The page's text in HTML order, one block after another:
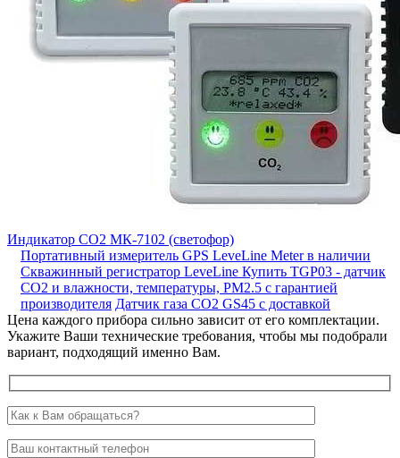
Индикатор СО2 МК-7102 (светофор)
Портативный измеритель GPS LeveLine Meter в наличии
Скважинный регистратор LeveLine Купить TGP03 - датчик
СО2 и влажности, температуры, PM2.5 с гарантией
производителя Датчик газа CO2 GS45 с доставкой
Цена каждого прибора сильно зависит от его комплектации.
Укажите Ваши технические требования, чтобы мы подобрали
вариант, подходящий именно Вам.